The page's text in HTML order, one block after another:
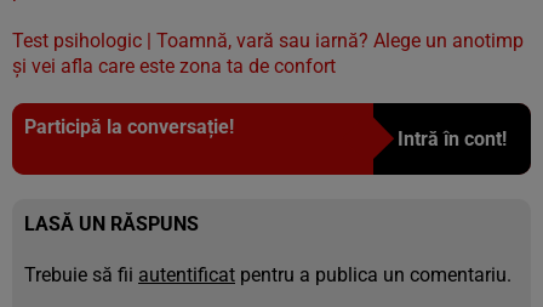
Test psihologic | Toamnă, vară sau iarnă? Alege un anotimp
și vei afla care este zona ta de confort
Participă la conversație!
Intră în cont!
LASĂ UN RĂSPUNS
Trebuie să fii autentificat pentru a publica un comentariu.